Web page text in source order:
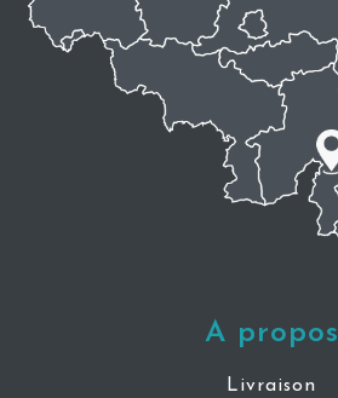
A propos
Livraison